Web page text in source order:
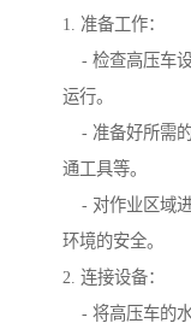
1. 准备工作：
- 检查高压车
运行。
- 准备好所需
通工具等。
- 对作业区域进
环境的安全。
2. 连接设备：
- 将高压车的